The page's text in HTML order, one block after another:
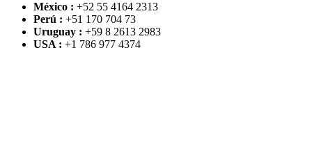
México : +52 55 4164 2313
Perú : +51 170 704 73
Uruguay : +59 8 2613 2983
USA : +1 786 977 4374